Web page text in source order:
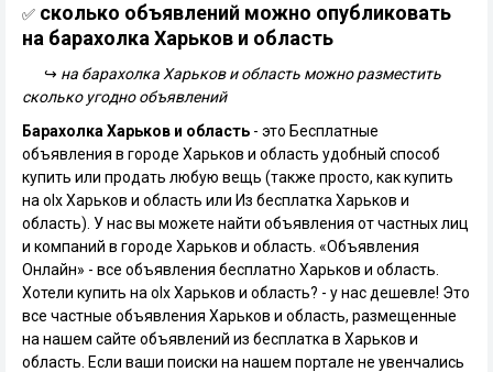
✅ сколько объявлений можно опубликовать
на барахолка Харьков и область
↪ на барахолка Харьков и область можно разместить
сколько угодно объявлений
Барахолка Харьков и область - это Бесплатные
объявления в городе Харьков и область удобный способ
купить или продать любую вещь (также просто, как купить
на olx Харьков и область или Из бесплатка Харьков и
область). У нас вы можете найти объявления от частных лиц
и компаний в городе Харьков и область. «Объявления
Онлайн» - все объявления бесплатно Харьков и область.
Хотели купить на olx Харьков и область? - у нас дешевле! Это
все частные объявления Харьков и область, размещенные
на нашем сайте объявлений из бесплатка в Харьков и
область. Если ваши поиски на нашем портале не увенчались